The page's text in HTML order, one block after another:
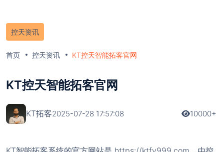
控天资讯
首页 控天资讯 KT控天智能拓客官网
KT控天智能拓客官网
KT拓客2025-07-28 17:57:08 10000+